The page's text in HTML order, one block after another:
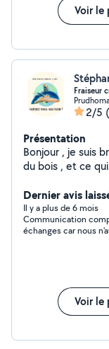
Voir le
Fraiseur
2/5
Présentation
Bonjour , je suis
du bois , et ce
Dernier avis
Il y a plus de 6 mois
Communication
échanges car nous
Voir le